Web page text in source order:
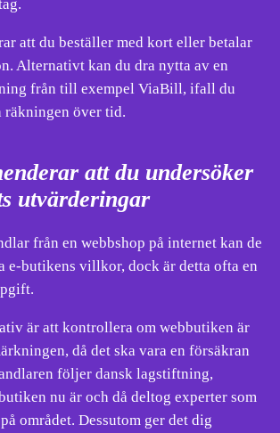
att du beställer med kort eller betalar
Alternativt kan du dra nytta av en
från till exempel ViaBill, ifall du
över tid.
att du undersöker
utvärderingar
från en webbshop på internet kan de
e-butikens villkor, dock är detta ofta en
är att kontrollera om webbutiken är
då det ska vara en försäkran
följer dansk lagstiftning,
nu är och då deltog experter som
området. Dessutom ger det dig